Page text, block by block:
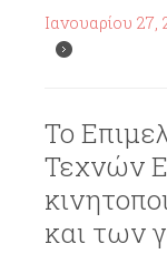
Ιανουαρίου 27,
Το
Τεχνών
και των